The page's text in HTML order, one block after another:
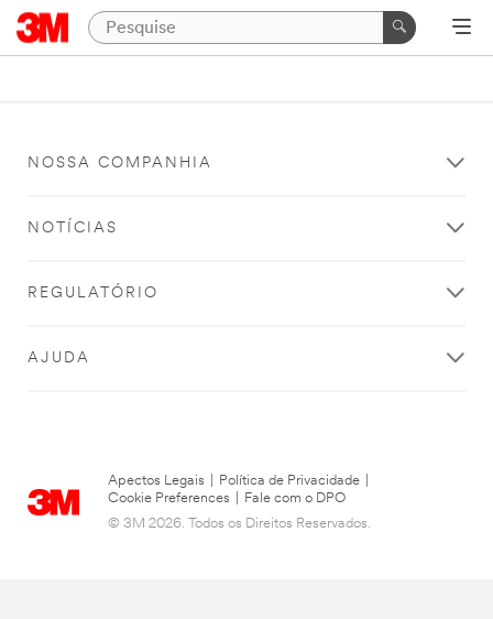
NOSSA COMPANHIA
NOTÍCIAS
REGULATÓRIO
AJUDA
Apectos Legais Política de Privacidade
Cookie Preferences
Fale com o DPO
© 3M 2026. Todos os Direitos Reservados.